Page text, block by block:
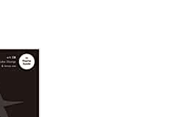
ACCESS
CONTACT